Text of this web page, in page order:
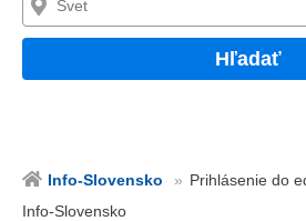
Hľadať
Info-Slovensko
Prihlásenie do
Info-Slovensko